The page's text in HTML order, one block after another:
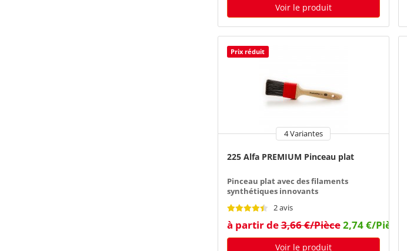
Voir le produit
Prix réduit
4 Variantes
225 Alfa PREMIUM Pinceau plat
Pinceau plat avec des filaments
synthétiques innovants
2 avis
à partir de3,66 €/Pièce2,74 €/Pièce
Voir le produit